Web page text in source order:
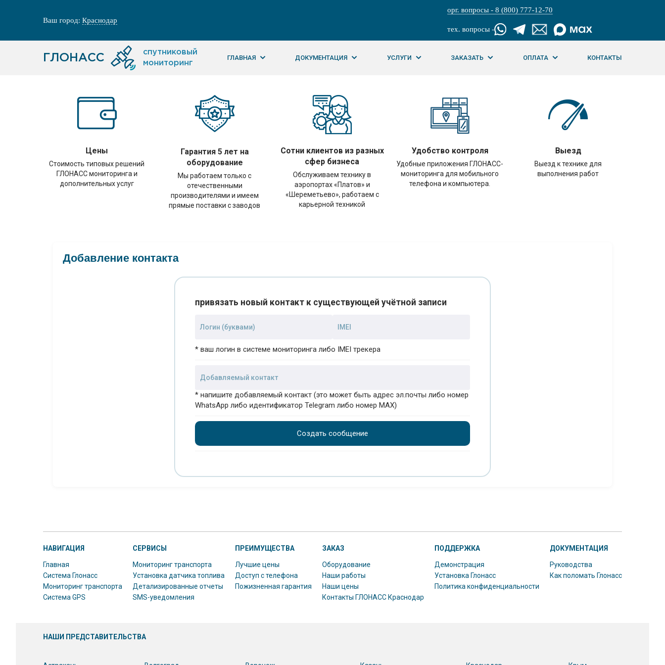
Ваш город: Краснодар
орг. вопросы - 8 (800) 777-12-70
тех. вопросы -
ГЛОНАСС
спутниковый
мониторинг
ГЛАВНАЯ ДОКУМЕНТАЦИЯ УСЛУГИ ЗАКАЗАТЬ ОПЛАТА КОНТАКТЫ
Цены
Стоимость типовых решений
ГЛОНАСС мониторинга и
дополнительных услуг
Гарантия 5 лет на
оборудование
Мы работаем только с
отечественными
производителями и имеем
прямые поставки с заводов
Сотни клиентов из разных
сфер бизнеса
Обслуживаем технику в
аэропортах «Платов» и
«Шереметьево», работаем с
карьерной техникой
Удобство контроля
Удобные приложения ГЛОНАСС-
мониторинга для мобильного
телефона и компьютера.
Выезд
Выезд к технике для
выполнения работ
Добавление контакта
привязать новый контакт к существующей учётной записи
* ваш логин в системе мониторинга либо IMEI трекера
* напишите добавляемый контакт (это может быть адрес эл.почты либо номер
WhatsApp либо идентификатор Telegram либо номер MAX)
Создать сообщение
НАВИГАЦИЯ
Главная
Система Глонасс
Мониторинг транспорта
Система GPS
СЕРВИСЫ
Мониторинг транспорта
Установка датчика топлива
Детализированные отчеты
SMS-уведомления
ПРЕИМУЩЕСТВА
Лучшие цены
Доступ с телефона
Пожизненная гарантия
ЗАКАЗ
Оборудование
Наши работы
Наши цены
Контакты ГЛОНАСС Краснодар
ПОДДЕРЖКА
Демонстрация
Установка Глонасс
Политика конфиденциальности
ДОКУМЕНТАЦИЯ
Руководства
Как поломать Глонасс
НАШИ ПРЕДСТАВИТЕЛЬСТВА